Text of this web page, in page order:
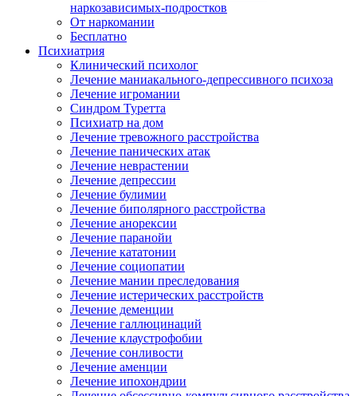
наркозависимых-подростков
От наркомании
Бесплатно
Психиатрия
Клинический психолог
Лечение маниакального-депрессивного психоза
Лечение игромании
Синдром Туретта
Психиатр на дом
Лечение тревожного расстройства
Лечение панических атак
Лечение неврастении
Лечение депрессии
Лечение булимии
Лечение биполярного расстройства
Лечение анорексии
Лечение паранойи
Лечение кататонии
Лечение социопатии
Лечение мании преследования
Лечение истерических расстройств
Лечение деменции
Лечение галлюцинаций
Лечение клаустрофобии
Лечение сонливости
Лечение аменции
Лечение ипохондрии